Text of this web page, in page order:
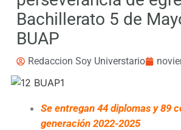
Bachillerato 5 de
BUAP
Redaccion Soy Universtario
Se entregan 44 diplomas y 89
generación 2022-2025